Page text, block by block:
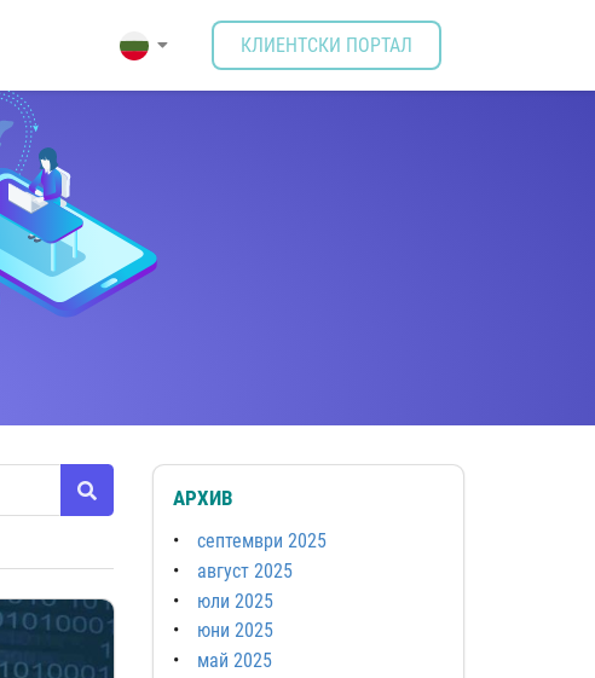
КЛИЕНТСКИ ПОРТАЛ
АРХИВ
септември 2025
август 2025
юли 2025
юни 2025
май 2025